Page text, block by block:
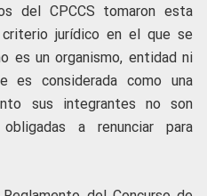
del CPCCS tomaron esta
jurídico en el que se
es un organismo, entidad ni
es considerada como una
sus integrantes no son
a renunciar para